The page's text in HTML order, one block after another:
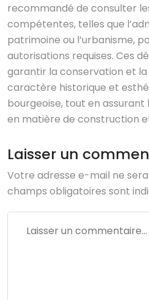
recommandé de consulter
compétentes, telles que
patrimoine ou l’urbanisme,
autorisations requises. Ces
garantir la conservation et la
caractère historique et
bourgeoise, tout en
en matière de construction
Laisser un
Votre adresse e-mail ne
champs obligatoires sont